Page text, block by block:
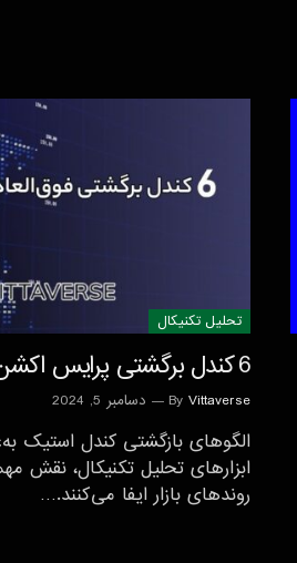
تحليل تكنيكال
6 کندل برگشتی پرایس اکشن فوق العاده قوی!
By Vittaverse دسامبر 5, 2024
الگوهای بازگشتی کندل استیک
ابزارهای تحلیل تکنیکال، نقش
روندهای بازار ایفا می‌کنند.…